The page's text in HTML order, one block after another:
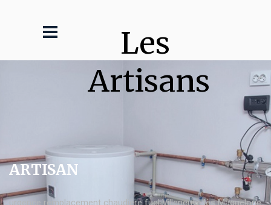
Les
Artisans
ARTISAN
urgence remplacement chaudière fuel Villeneuve lès Maguelone